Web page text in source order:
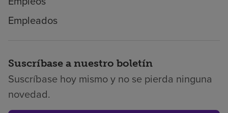
Empleados
Suscríbase a nuestro boletín
Suscríbase hoy mismo y no se pierda ninguna
novedad.